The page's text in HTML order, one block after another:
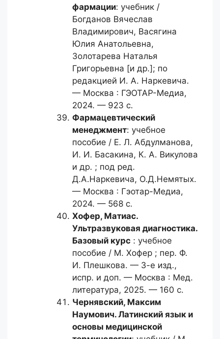
фармации: учебник /
Богданов Вячеслав
Владимирович, Васягина
Юлия Анатольевна,
Золотарева Наталья
Григорьевна [и др.]; по
редакцией И. А. Наркевича.
— Москва : ГЭОТАР-Медиа,
2024. — 923 с.
Фармацевтический
менеджмент: учебное
пособие / Е. Л. Абдулманова,
И. И. Басакина, К. А. Викулова
и др. ; под ред.
Д.А.Наркевича, О.Д.Немятых.
— Москва : Гэотар-Медиа,
2024. — 568 с.
Хофер, Матиас.
Ультразвуковая диагностика.
Базовый курс : учебное
пособие / М. Хофер ; пер. Ф.
И. Плешкова. — 3-е изд.,
испр. и доп. — Москва : Мед.
литература, 2025. — 160 с.
Чернявский, Максим
Наумович. Латинский язык и
основы медицинской